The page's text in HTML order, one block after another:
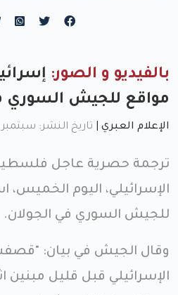
بالفيديو و الصور:
مواقع للجيش السوري
الإعلام العبري تاريخ النشر: سبتمبر 21, 2023, 5:35 م
ترجمة حصرية عاجل
الإسرائيلي، اليوم
للجيش السوري في الجولان.
وقال الجيش في بيان:
الإسرائيلي قبل قليل مبنين